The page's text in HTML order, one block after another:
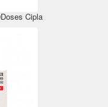
Cipla